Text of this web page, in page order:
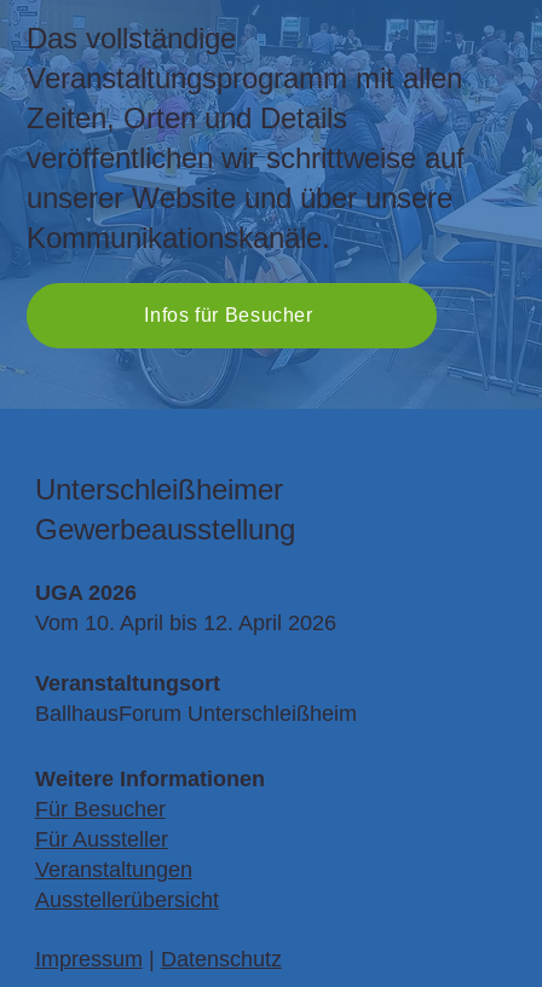
Infos für Besucher
Das vollständige
Veranstaltungsprogramm mit allen
Zeiten, Orten und Details
veröffentlichen wir schrittweise auf
unserer Website und über unsere
Kommunikationskanäle.
Unterschleißheimer
Gewerbeausstellung
UGA 2026
Vom 10. April bis12. April 2026
Veranstaltungsort
BallhausForum Unterschleißheim
Weitere Informationen
Für Besucher
Für Aussteller
Veranstaltungen
Ausstellerübersicht
Impressum | Datenschutz